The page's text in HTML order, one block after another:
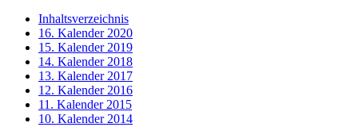
Inhaltsverzeichnis
16. Kalender 2020
15. Kalender 2019
14. Kalender 2018
13. Kalender 2017
12. Kalender 2016
11. Kalender 2015
10. Kalender 2014